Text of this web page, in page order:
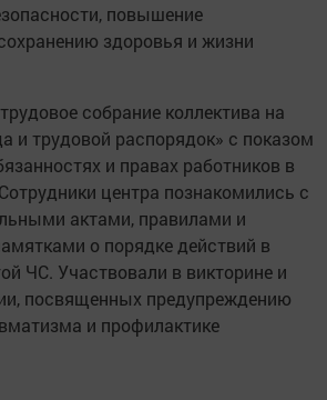
повышение
здоровья и жизни
собрание коллектива на
и трудовой распорядок» с показом
и правах работников в
центра познакомились с
актами, правилами и
о порядке действий в
ЧС. Участвовали в викторине и
посвященных предупреждению
и профилактике